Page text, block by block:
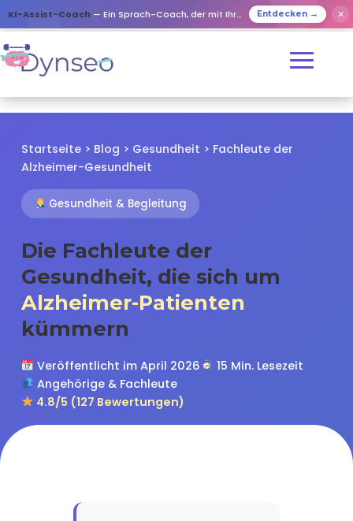
KI-Assist-Coach — Ein Sprach-Coach, der mit Ihren Lieben spielt Entdecken → ✕
Startseite > Blog > Gesundheit > Fachleute der
Alzheimer-Gesundheit
Gesundheit & Begleitung
Die Fachleute der
Gesundheit, die sich um
Alzheimer-Patienten
kümmern
Veröffentlicht im April 2026
15 Min. Lesezeit
Angehörige & Fachleute
4.8/5 (127 Bewertungen)